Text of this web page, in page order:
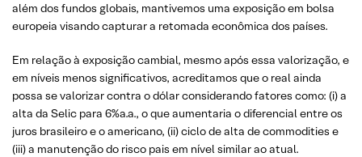
além dos fundos globais, mantivemos uma exposição em bolsa
europeia visando capturar a retomada econômica dos países.
Em relação à exposição cambial, mesmo após essa valorização, e
em níveis menos significativos, acreditamos que o real ainda
possa se valorizar contra o dólar considerando fatores como: (i) a
alta da Selic para 6%a.a., o que aumentaria o diferencial entre os
juros brasileiro e o americano, (ii) ciclo de alta de commodities e
(iii) a manutenção do risco pais em nível similar ao atual.